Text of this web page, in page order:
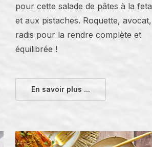
pour cette salade de pâtes à la feta
et aux pistaches. Roquette, avocat,
radis pour la rendre complète et
équilibrée !
En savoir plus ...